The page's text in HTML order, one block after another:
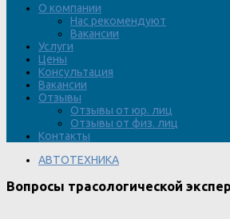
О компании
Нас рекомендуют
Вакансии
Услуги
Цены
Консультация
Вакансии
Отзывы
Отзывы от юр. лиц
Отзывы от физ. лиц
Контакты
АВТОТЕХНИКА
Вопросы трасологической